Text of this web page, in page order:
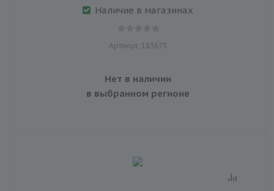
Наличие в магазинах
Артикул: 183673
Нет в наличии
в выбранном регионе